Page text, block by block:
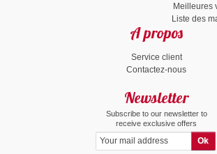
Meilleures
Liste des
A propos
Service client
Contactez-nous
Newsletter
Subscribe to our newsletter to
receive exclusive offers